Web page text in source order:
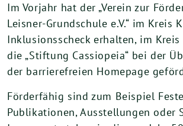
Im Vorjahr hat der „Verein zur
Leisner-Grundschule e.V.“ im Kreis
Inklusionsscheck erhalten, im Kreis
die „Stiftung Cassiopeia“ bei der
der barrierefreien Homepage
Förderfähig sind zum Beispiel
Publikationen, Ausstellungen oder